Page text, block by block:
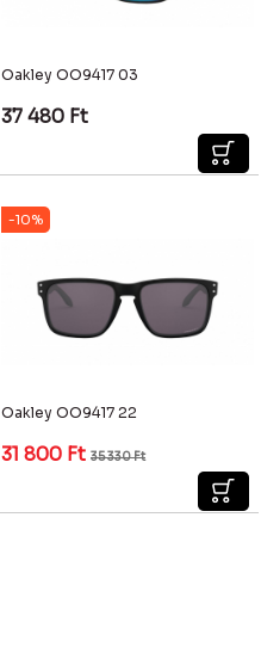
Oakley OO9417 03
37 480 Ft
-10%
Oakley OO9417 22
31 800 Ft 35 330Ft